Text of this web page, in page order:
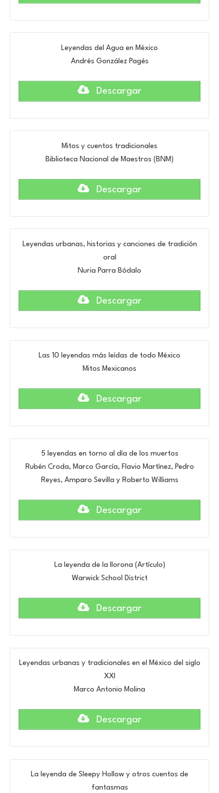
Leyendas del Agua en México
Andrés González Pagés
Descargar
Mitos y cuentos tradicionales
Biblioteca Nacional de Maestros (BNM)
Descargar
Leyendas urbanas, historias y canciones de tradición
oral
Nuria Parra Bódalo
Descargar
Las 10 leyendas más leídas de todo México
Mitos Mexicanos
Descargar
5 leyendas en torno al día de los muertos
Rubén Croda, Marco García, Flavio Martínez, Pedro
Reyes, Amparo Sevilla y Roberto Williams
Descargar
La leyenda de la llorona (Artículo)
Warwick School District
Descargar
Leyendas urbanas y tradicionales en el México del siglo
XXI
Marco Antonio Molina
Descargar
La leyenda de Sleepy Hollow y otros cuentos de
fantasmas